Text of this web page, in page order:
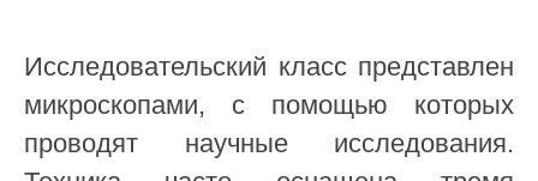
Исследовательский класс представлен
микроскопами, с помощью которых
проводят научные исследования.